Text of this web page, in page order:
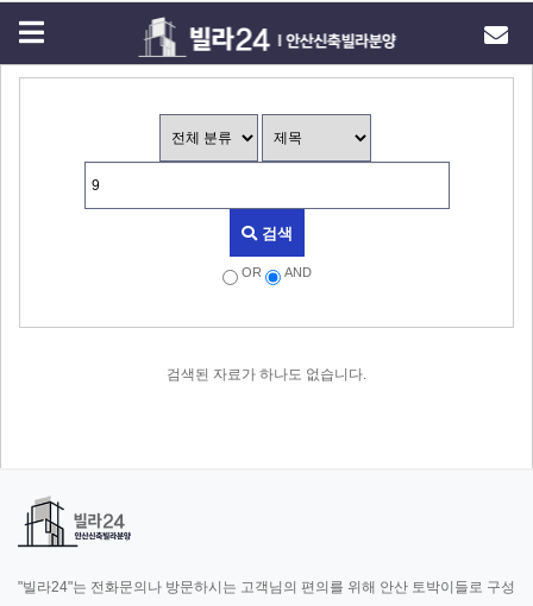
검색
OR AND
검색된 자료가 하나도 없습니다.
"빌라24"는 전화문의나 방문하시는 고객님의 편의를 위해 안산 토박이들로 구성